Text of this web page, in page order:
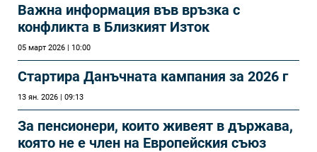
Важна информация във връзка с
конфликта в Близкият Изток
05 март 2026 | 10:00
Стартира Данъчната кампания за 2026 г
13 ян. 2026 | 09:13
За пенсионери, които живеят в държава,
която не е член на Европейския съюз